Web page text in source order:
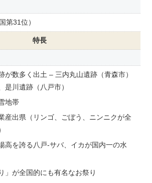
第31位）
特長
が数多く出土 – 三内丸山遺跡（青森市）
是川遺跡（八戸市）
地帯
産出県（リンゴ、ごぼう、ニンニクが全
高を誇る八戸-サバ、イカが国内一の水
」が全国的にも有名なお祭り